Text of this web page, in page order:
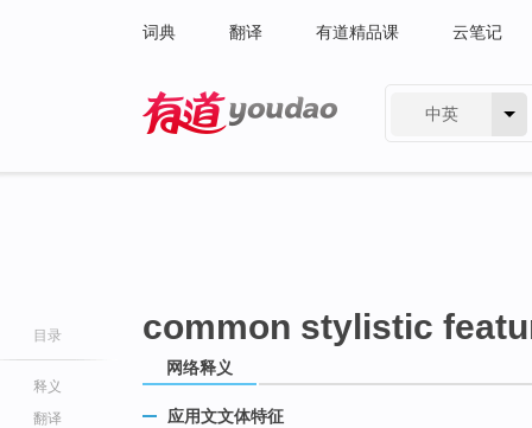
词典 翻译 有道精品课 云笔记
中英
目录
释义
翻译
common stylistic
网络释义
应用文文体特征